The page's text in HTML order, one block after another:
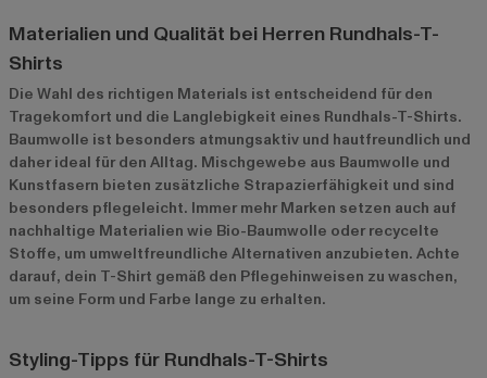
Materialien und Qualität bei Herren Rundhals-T-
Shirts
Die Wahl des richtigen Materials ist entscheidend für den
Tragekomfort und die Langlebigkeit eines Rundhals-T-Shirts.
Baumwolle ist besonders atmungsaktiv und hautfreundlich und
daher ideal für den Alltag. Mischgewebe aus Baumwolle und
Kunstfasern bieten zusätzliche Strapazierfähigkeit und sind
besonders pflegeleicht. Immer mehr Marken setzen auch auf
nachhaltige Materialien wie Bio-Baumwolle oder recycelte
Stoffe, um umweltfreundliche Alternativen anzubieten. Achte
darauf, dein T-Shirt gemäß den Pflegehinweisen zu waschen,
um seine Form und Farbe lange zu erhalten.
Styling-Tipps für Rundhals-T-Shirts